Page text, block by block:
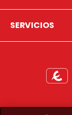
SERVICIOS